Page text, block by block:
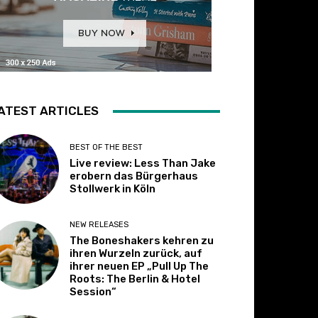
ARTICLES
BEST OF THE BEST
Live review: Less Than Jake
erobern das Bürgerhaus
Stollwerk in Köln
NEW RELEASES
The Boneshakers kehren zu
ihren Wurzeln zurück, auf
ihrer neuen EP „Pull Up The
Roots: The Berlin & Hotel
Session“